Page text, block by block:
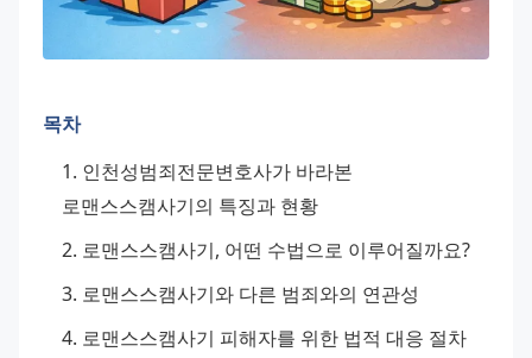
목차
인천성범죄전문변호사가 바라본
로맨스스캠사기의 특징과 현황
로맨스스캠사기, 어떤 수법으로 이루어질까요?
로맨스스캠사기와 다른 범죄와의 연관성
로맨스스캠사기 피해자를 위한 법적 대응 절차